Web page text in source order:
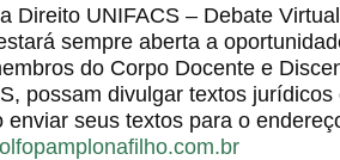
Direito UNIFACS – Debate
sempre aberta a
do Corpo Docente e
possam divulgar textos
enviar seus textos para o